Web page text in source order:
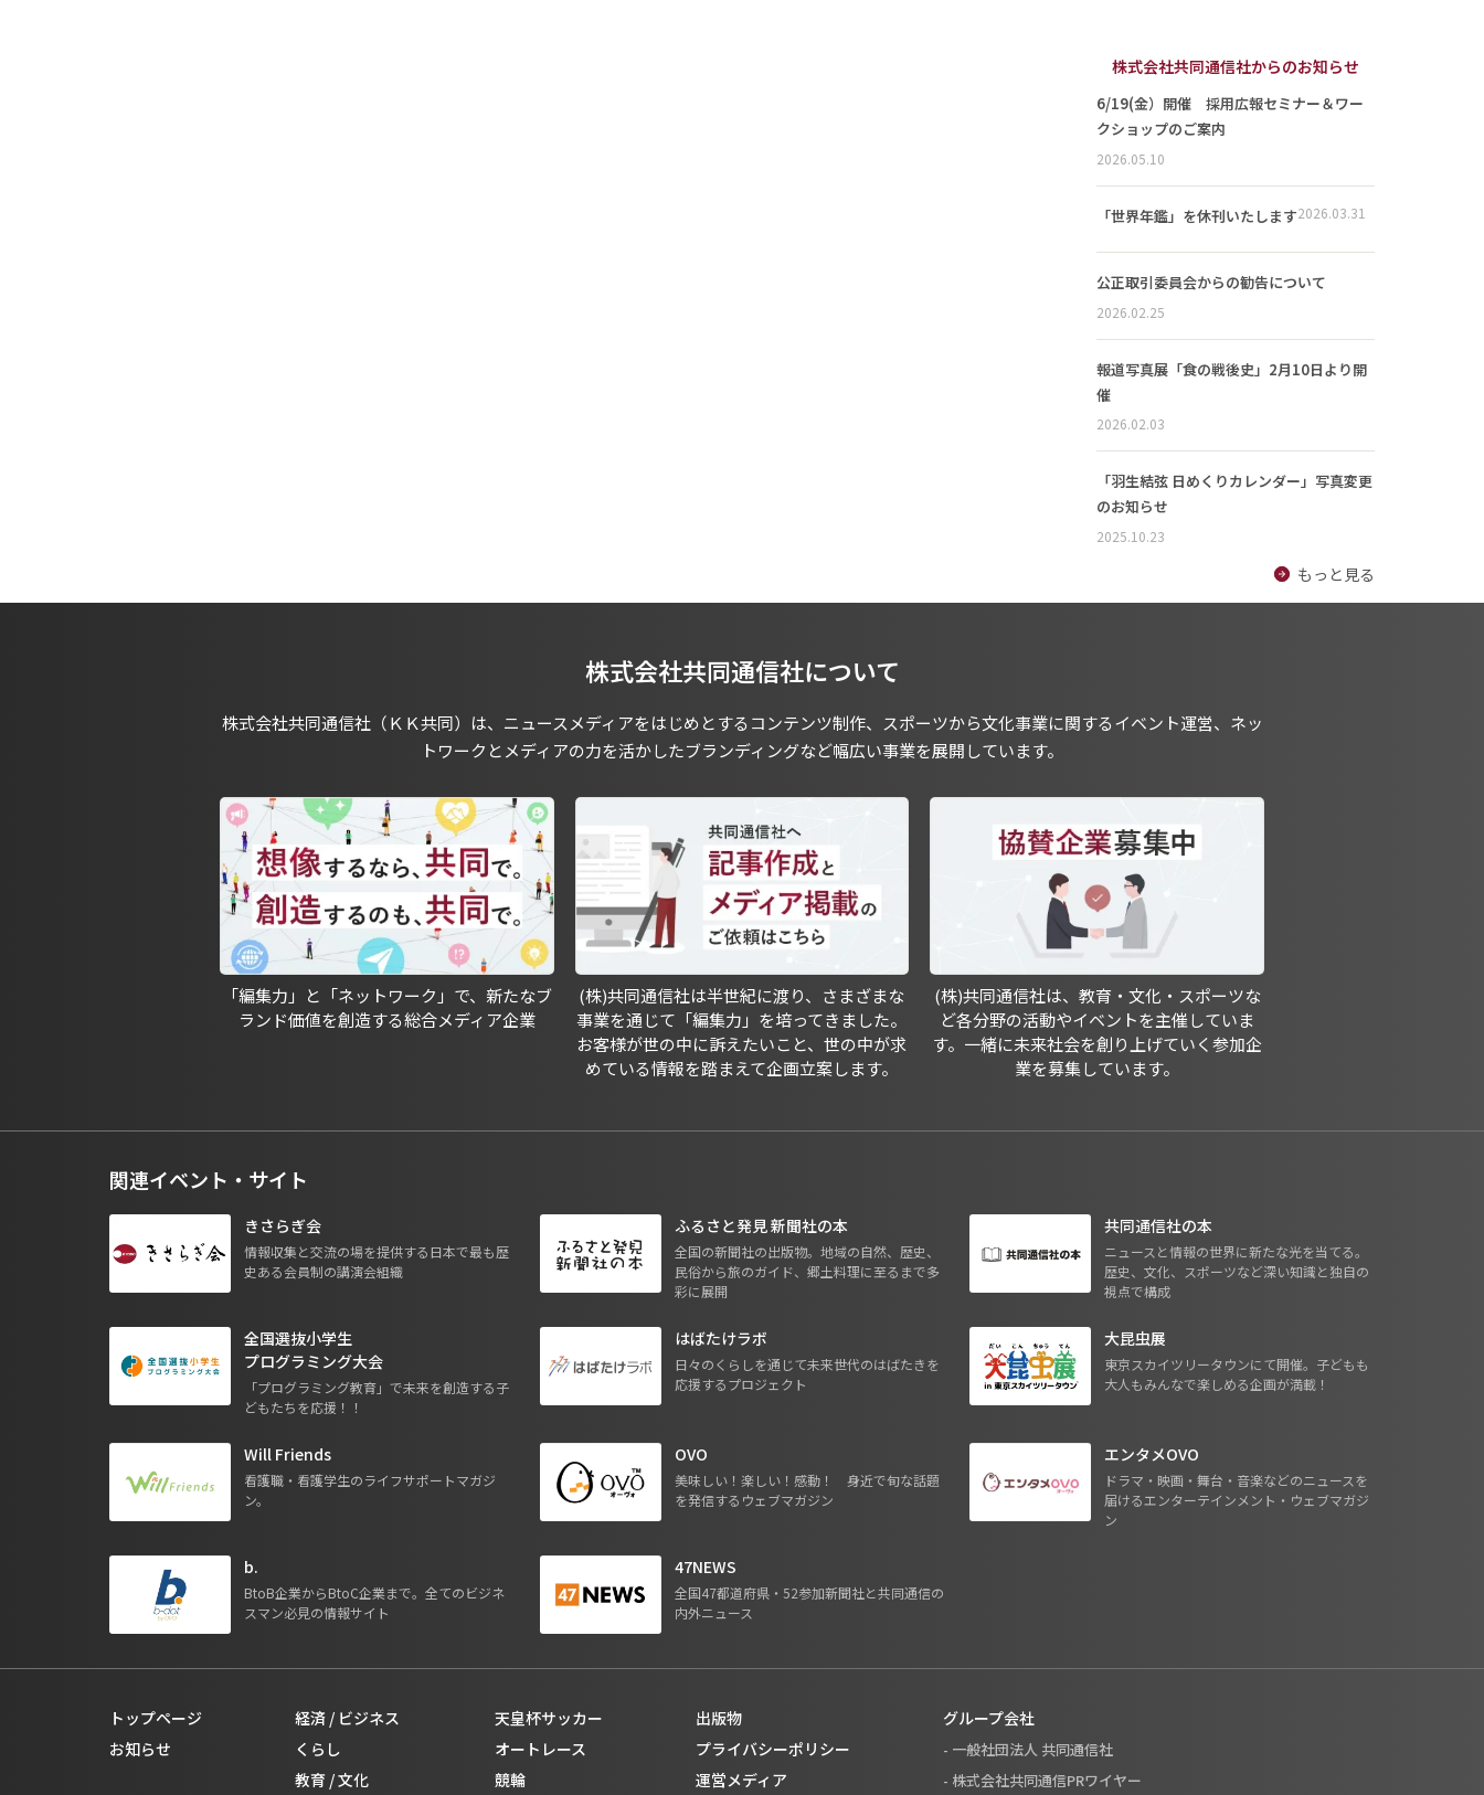
株式会社共同通信社からのお知らせ
6/19(金）開催 採用広報セミナー＆ワー
クショップのご案内
2026.05.10
「世界年鑑」を休刊いたします2026.03.31
公正取引委員会からの勧告について
2026.02.25
報道写真展「食の戦後史」2月10日より開
催
2026.02.03
「羽生結弦 日めくりカレンダー」写真変更
のお知らせ
2025.10.23
もっと見る
株式会社共同通信社について
株式会社共同通信社（ＫＫ共同）は、ニュースメディアをはじめとするコンテンツ制作、スポーツから文化事業に関するイベント運営、ネッ
トワークとメディアの力を活かしたブランディングなど幅広い事業を展開しています。
「編集力」と「ネットワーク」で、新たなブ
ランド価値を創造する総合メディア企業
(株)共同通信社は半世紀に渡り、さまざまな
事業を通じて「編集力」を培ってきました。
お客様が世の中に訴えたいこと、世の中が求
めている情報を踏まえて企画立案します。
(株)共同通信社は、教育・文化・スポーツな
ど各分野の活動やイベントを主催していま
す。一緒に未来社会を創り上げていく参加企
業を募集しています。
関連イベント・サイト
きさらぎ会
情報収集と交流の場を提供する日本で最も歴
史ある会員制の講演会組織
ふるさと発見 新聞社の本
全国の新聞社の出版物。地域の自然、歴史、
民俗から旅のガイド、郷土料理に至るまで多
彩に展開
共同通信社の本
ニュースと情報の世界に新たな光を当てる。
歴史、文化、スポーツなど深い知識と独自の
視点で構成
全国選抜小学生
プログラミング大会
「プログラミング教育」で未来を創造する子
どもたちを応援！！
はばたけラボ
日々のくらしを通じて未来世代のはばたきを
応援するプロジェクト
大昆虫展
東京スカイツリータウンにて開催。子どもも
大人もみんなで楽しめる企画が満載！
Will Friends
看護職・看護学生のライフサポートマガジ
ン。
OVO
美味しい！楽しい！感動！ 身近で旬な話題
を発信するウェブマガジン
エンタメOVO
ドラマ・映画・舞台・音楽などのニュースを
届けるエンターテインメント・ウェブマガジ
ン
b.
BtoB企業からBtoC企業まで。全てのビジネ
スマン必見の情報サイト
47NEWS
全国47都道府県・52参加新聞社と共同通信の
内外ニュース
トップページ
お知らせ
経済 / ビジネス
くらし
教育 / 文化
天皇杯サッカー
オートレース
競輪
出版物
プライバシーポリシー
運営メディア
グループ会社
- 一般社団法人 共同通信社
- 株式会社共同通信PRワイヤー